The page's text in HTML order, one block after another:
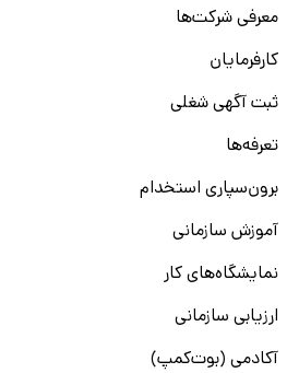
معرفی شرکت‌ها
کارفرمایان
ثبت آگهی شغلی
تعرفه‌ها
برون‌سپاری استخدام
آموزش سازمانی
نمایشگاه‌های کار
ارزیابی سازمانی
آکادمی (بوت‌کمپ)